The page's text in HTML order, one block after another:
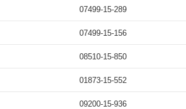
07499-15-289
07499-15-156
08510-15-850
01873-15-552
09200-15-936